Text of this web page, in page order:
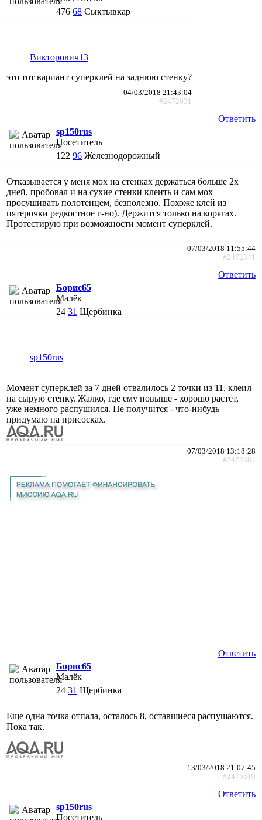
476 68 Сыктывкар
Викторович13
это тот вариант суперклей на заднюю стенку?
04/03/2018 21:43:04
#2472031
Ответить
sp150rus
Посетитель
122 96 Железнодорожный
Отказывается у меня мох на стенках держаться больше 2х
дней, пробовал и на сухие стенки клеить и сам мох
просушивать полотенцем, безполезно. Похоже клей из
пятерочки редкостное г-но). Держится только на корягах.
Протестирую при возможности момент суперклей.
07/03/2018 11:55:44
#2472841
Ответить
Борис65
Малёк
24 31 Щербинка
sp150rus
Момент суперклей за 7 дней отвалилось 2 точки из 11, клеил
на сырую стенку. Жалко, где ему повыше - хорошо растёт,
уже немного распушился. Не получится - что-нибудь
придумаю на присосках.
07/03/2018 13:18:28
#2472884
Ответить
Борис65
Малёк
24 31 Щербинка
Еще одна точка отпала, осталось 8, оставшиеся распушаются.
Пока так.
13/03/2018 21:07:45
#2475619
Ответить
sp150rus
Посетитель